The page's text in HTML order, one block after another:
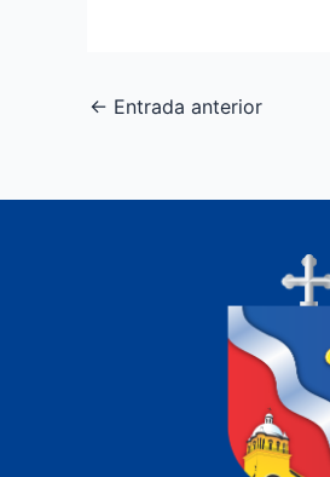
← Entrada anterior